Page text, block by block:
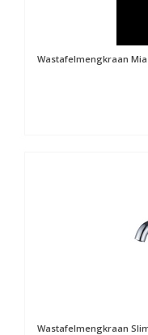
Wastafelmengkraan
Wastafelmengkraan